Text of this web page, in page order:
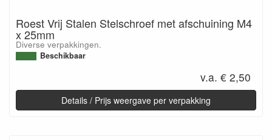
Roest Vrij Stalen Stelschroef met afschuining M4
x 25mm
Diverse verpakkingen.
Beschikbaar
v.a. € 2,50
Details / Prijs weergave per verpakking